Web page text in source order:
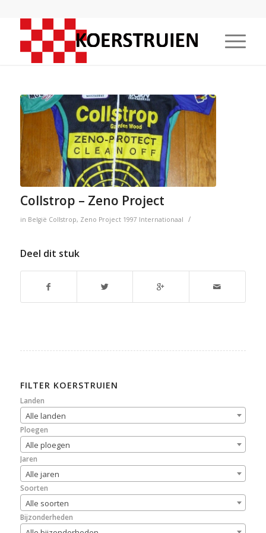
Collstrop – Zeno Project
in België Collstrop, Zeno Project 1997 Internationaal /
Deel dit stuk
FILTER KOERSTRUIEN
Landen
Alle landen
Ploegen
Alle ploegen
Jaren
Alle jaren
Soorten
Alle soorten
Bijzonderheden